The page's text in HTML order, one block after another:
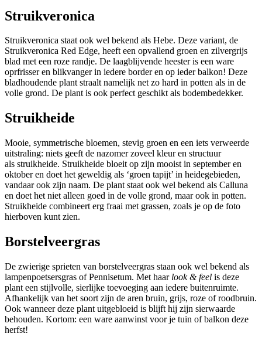
Struikveronica
Struikveronica staat ook wel bekend als Hebe. Deze variant, de
Struikveronica Red Edge, heeft een opvallend groen en zilvergrijs
blad met een roze randje. De laagblijvende heester is een ware
oprfrisser en blikvanger in iedere border en op ieder balkon! Deze
bladhoudende plant straalt namelijk net zo hard in potten als in de
volle grond. De plant is ook perfect geschikt als bodembedekker.
Struikheide
Mooie, symmetrische bloemen, stevig groen en een iets verweerde
uitstraling: niets geeft de nazomer zoveel kleur en structuur
als struikheide. Struikheide bloeit op zijn mooist in september en
oktober en doet het geweldig als ‘groen tapijt’ in heidegebieden,
vandaar ook zijn naam. De plant staat ook wel bekend als Calluna
en doet het niet alleen goed in de volle grond, maar ook in potten.
Struikheide combineert erg fraai met grassen, zoals je op de foto
hierboven kunt zien.
Borstelveergras
De zwierige sprieten van borstelveergras staan ook wel bekend als
lampenpoetsersgras of Pennisetum. Met haar look & feel is deze
plant een stijlvolle, sierlijke toevoeging aan iedere buitenruimte.
Afhankelijk van het soort zijn de aren bruin, grijs, roze of roodbruin.
Ook wanneer deze plant uitgebloeid is blijft hij zijn sierwaarde
behouden. Kortom: een ware aanwinst voor je tuin of balkon deze
herfst!